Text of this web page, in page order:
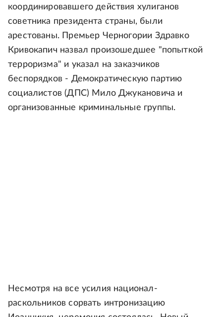
координировавшего действия хулиганов
советника президента страны, были
арестованы. Премьер Черногории Здравко
Кривокапич назвал произошедшее "попыткой
терроризма" и указал на заказчиков
беспорядков - Демократическую партию
социалистов (ДПС) Мило Джукановича и
организованные криминальные группы.
Несмотря на все усилия национал-
раскольников сорвать интронизацию